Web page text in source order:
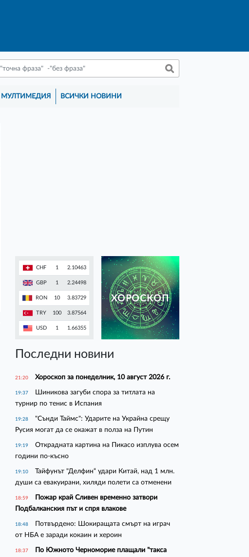
МУЛТИМЕДИЯ ВСИЧКИ НОВИНИ
CHF 1 2.10463
GBP 1 2.24498
RON 10 3.83729
TRY 100 3.87564
USD 1 1.66355
ХОРОСКОП
Последни новини
21:20 Хороскоп за понеделник, 10 август 2026 г.
19:37
Шиникова загуби спора за титлата на
турнир по тенис в Испания
19:28
"Сънди Таймс": Ударите на Украйна срещу
Русия могат да се окажат в полза на Путин
19:19
Открадната картина на Пикасо изплува осем
години по-късно
19:10
Тайфунът "Делфин“ удари Китай, над 1 млн.
души са евакуирани, хиляди полети са отменени
18:59
Пожар край Сливен временно затвори
Подбалканския път и спря влакове
18:48
Потвърдено: Шокиращата смърт на играч
от НБА е заради кокаин и хероин
18:37
По Южното Черноморие плащали "такса